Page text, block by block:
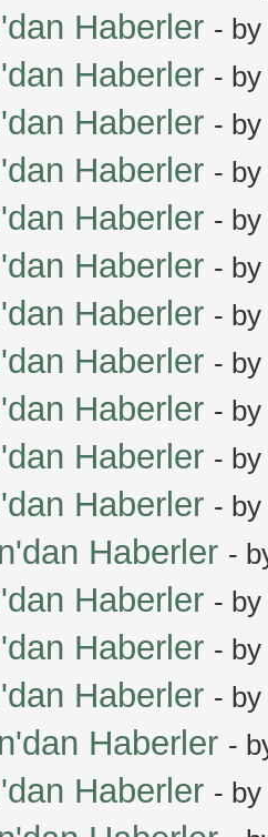
Haberler - by
Haberler - by
Haberler - by
Haberler - by
Haberler - by
Haberler - by
Haberler - by
Haberler - by
Haberler - by
Haberler - by
Haberler - by
Haberler -
Haberler - by
Haberler - by
Haberler - by
Haberler -
Haberler - by